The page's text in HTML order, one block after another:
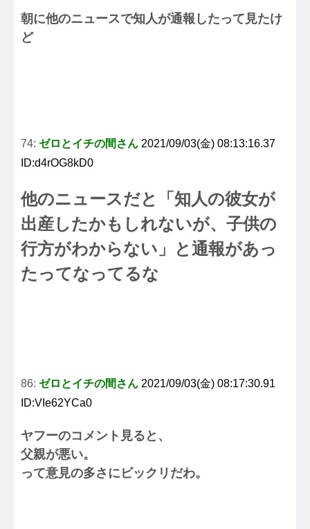
朝に他のニュースで知人が通報したって見たけ
ど
74: ゼロとイチの間さん 2021/09/03(金) 08:13:16.37
ID:d4rOG8kD0
他のニュースだと「知人の彼女が
出産したかもしれないが、子供の
行方がわからない」と通報があっ
たってなってるな
86: ゼロとイチの間さん 2021/09/03(金) 08:17:30.91
ID:VIe62YCa0
ヤフーのコメント見ると、
父親が悪い。
って意見の多さにビックリだわ。